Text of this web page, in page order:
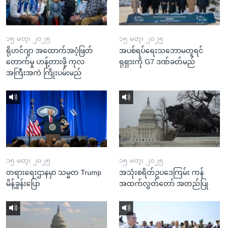
၁၅ မတ္၊ ၂၀၂၅
ရိုဟင်ဂျာ အထောက်အပံ့ဖြတ်
တောက်မှု ဟန့်တားဖို့ ကုလ
အကြီးအကဲ ကြိုးပမ်းမည်
၁၅ မတ္၊ ၂၀၂၅
အပစ်ရပ်ရေးသဘောမတူရင်
ရုရှားကို G7 ဒဏ်ခတ်မည်
၁၅ မတ္၊ ၂၀၂၅
တရားရေးဌာနမှာ သမ္မတ Trump
မိန့်ခွန်းပြော
၁၅ မတ္၊ ၂၀၂၅
အသုံးစရိတ်ဥပဒေကြမ်း ကန်
အထက်လွှတ်တော် အတည်ပြု